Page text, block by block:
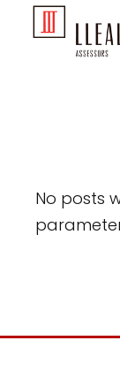
No posts